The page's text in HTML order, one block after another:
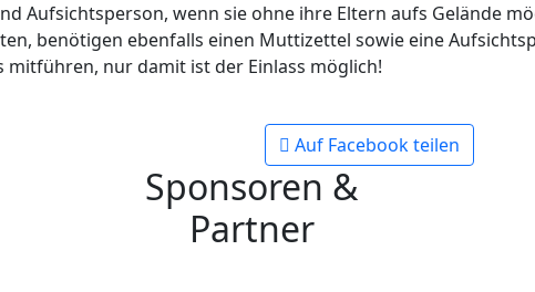
Aufsichtsperson, wenn sie ohne ihre Eltern aufs Gelände
benötigen ebenfalls einen Muttizettel sowie eine
nur damit ist der Einlass möglich!
Auf Facebook teilen
Sponsoren &
Partner